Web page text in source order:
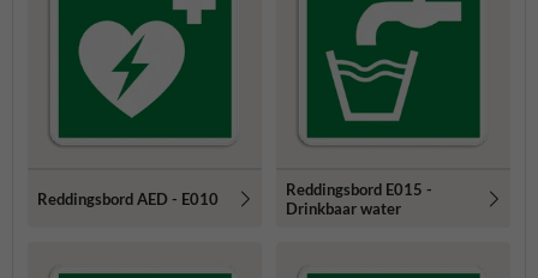
Reddingsbord AED - E010
Reddingsbord E015 -
Drinkbaar water